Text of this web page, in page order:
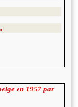
en 1957 par